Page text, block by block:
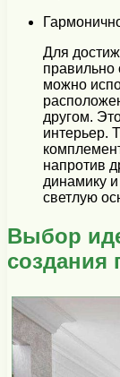
Для
правильно
можно
другом.
интерьер.
напротив
динамику
светлую
Выбор
создания